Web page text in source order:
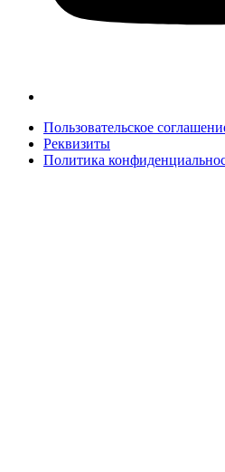
Пользовательское
Реквизиты
Политика